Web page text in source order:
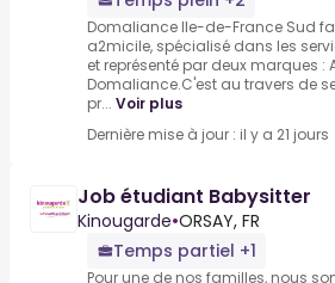
Domaliance Ile-de-France Sud
a2micile, spécialisé dans les
et représenté par deux marques :
Domaliance.C'est au travers de
pr... Voir plus
Dernière mise à jour : il y a 21 jours
Job étudiant Babysitter
Kinougarde•ORSAY, FR
Temps partiel +1
Pour une de nos familles, nous